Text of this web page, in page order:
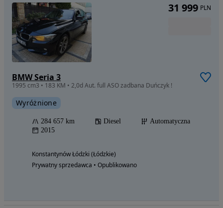
BMW Seria 3
1995 cm3 • 183 KM • 2,0d Aut. full ASO zadbana Duńczyk !
Wyróżnione
284 657 km Diesel
Automatyczna
2015
Konstantynów Łódzki (Łódzkie)
Prywatny sprzedawca • Opublikowano
31 999 PLN